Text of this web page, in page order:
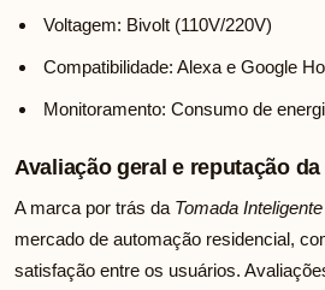
Voltagem: Bivolt (110V/220V)
Compatibilidade: Alexa e Google
Monitoramento: Consumo de
Avaliação geral e reputação
A marca por trás da Tomada Inteligente
mercado de automação residencial,
satisfação entre os usuários.